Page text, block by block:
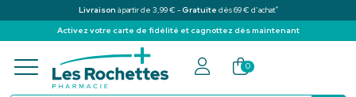
Livraison à partir de 3,99 € -Gratuite dès 69 € d’achat*
Activez votre carte de fidélité et cagnottez dès maintenant
Pharmacie des Rochettes Votre
0